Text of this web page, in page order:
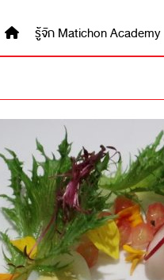
รู้จัก Matichon Academy